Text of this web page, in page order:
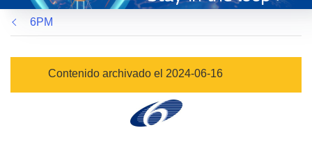
una
nueva
ventana)
6PM
Contenido archivado el 2024-06-16